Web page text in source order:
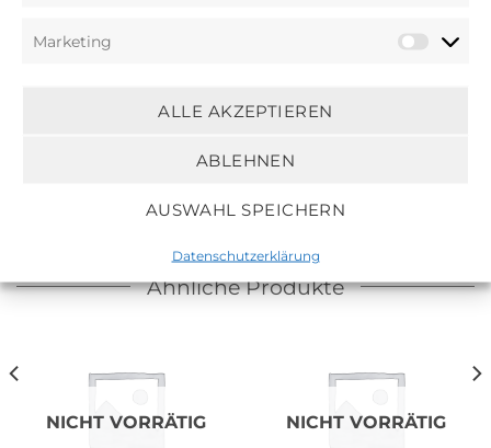
Marketing
ALLE AKZEPTIEREN
ABLEHNEN
AUSWAHL SPEICHERN
Datenschutzerklärung
Material:
Ähnliche Produkte
NICHT VORRÄTIG NICHT VORRÄTIG